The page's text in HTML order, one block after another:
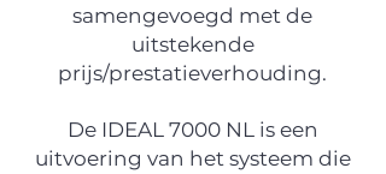
samengevoegd met de
uitstekende
prijs/prestatieverhouding.
De IDEAL 7000 NL is een
uitvoering van het systeem die